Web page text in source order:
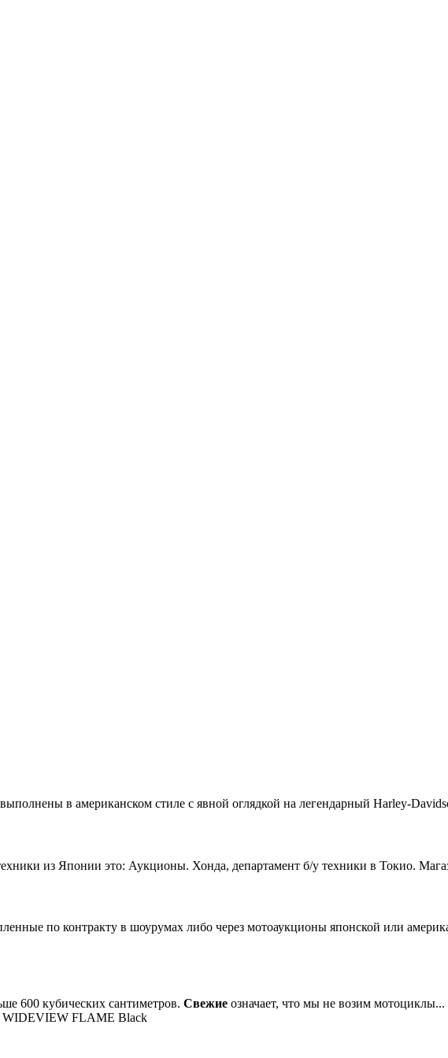
в американском стиле с явной оглядкой на легендарный Harley-
из Японии это: Аукционы. Хонда, департамент б/у техники в Токио.
по контракту в шоурумах либо через мотоаукционы японской или
600 кубических сантиметров. Свежие означает, что мы не возим мотоциклы...
WIDEVIEW FLAME Black